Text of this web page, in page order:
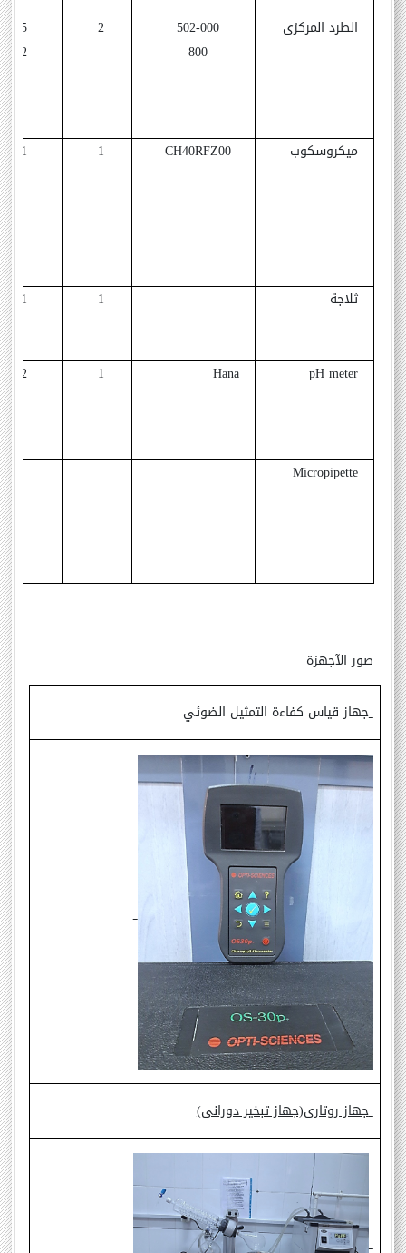
الطرد المركزى
502-000
800
2
1995
2002
ميكروسكوب CH40RFZ00
1
1991
ثلاجة 1
1991
pH meter
Hana
1
2012
Micropipette
صور الآجهزة
جهاز قياس كفاءة التمثيل الضوئي
جهاز روتارى(جهاز تبخير دورانى)